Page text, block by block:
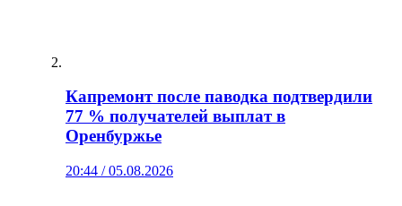
Капремонт после паводка подтвердили
77 % получателей выплат в
Оренбуржье
20:44 / 05.08.2026